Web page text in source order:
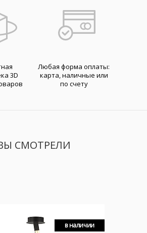
3D
Любая форма оплаты:
карта, наличные или
по счету
СМОТРЕЛИ
в наличии